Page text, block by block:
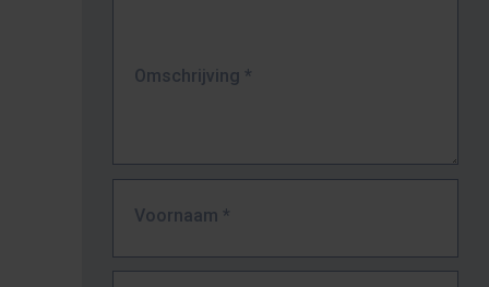
Omschrijving *
Voornaam *